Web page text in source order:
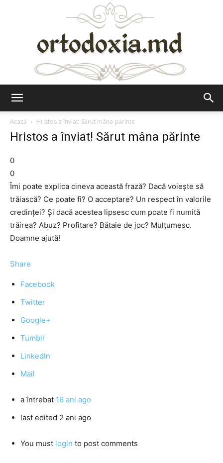
Acasă
Hristos a înviat! Sărut mâna părinte
Hristos a înviat! Sărut mâna părinte
0
0
Îmi poate explica cineva această frază? Dacă voiește să
trăiască? Ce poate fi? O acceptare? Un respect în valorile
credinței? Și dacă acestea lipsesc cum poate fi numită
trăirea? Abuz? Profitare? Bătaie de joc? Mulțumesc.
Doamne ajută!
Share
Facebook
Twitter
Google+
Tumblr
LinkedIn
Mail
a întrebat 16 ani ago
last edited 2 ani ago
You must login to post comments